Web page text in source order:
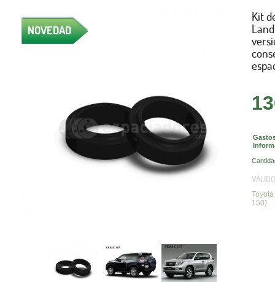
NOVEDAD
Kit
150)